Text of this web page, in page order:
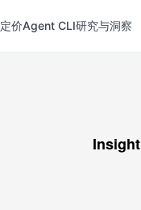
定价Agent CLI研究与洞察
Insight